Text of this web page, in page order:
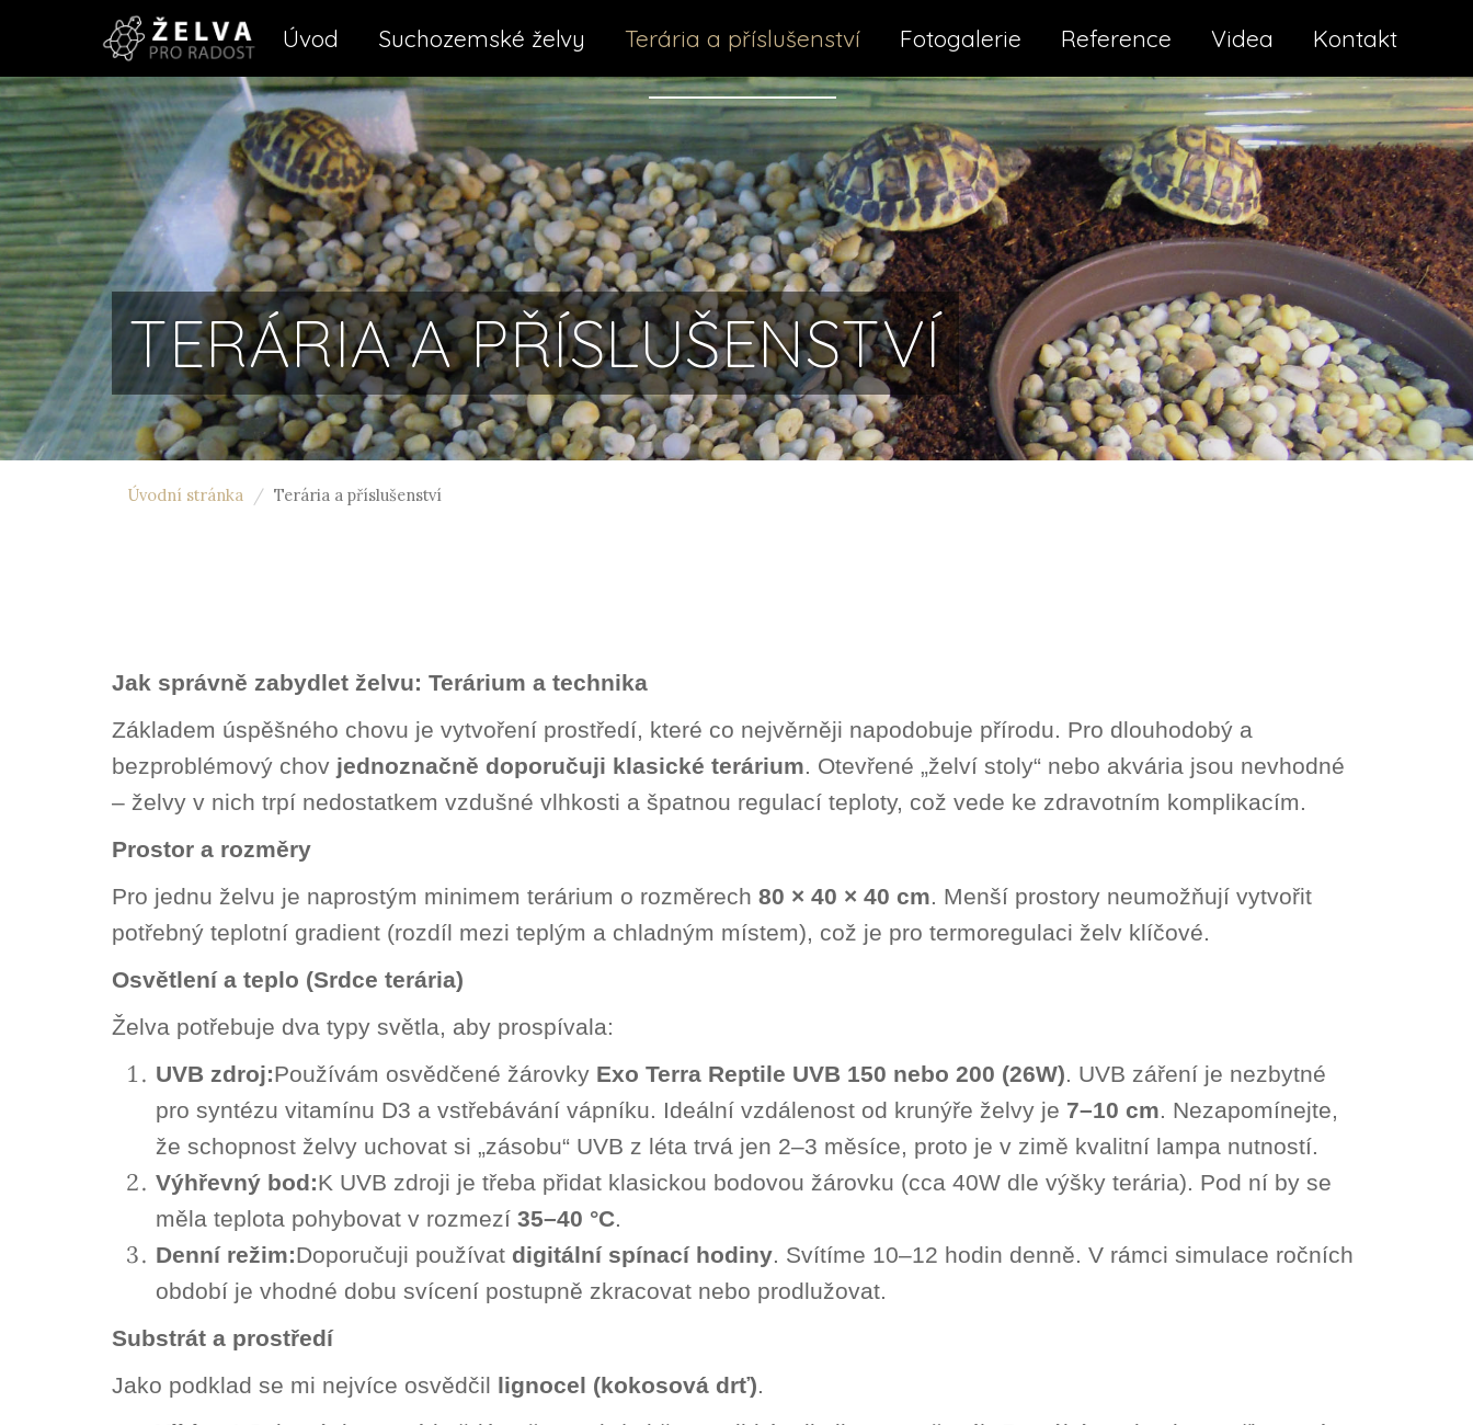
Úvod Suchozemské želvy Terária a příslušenství Fotogalerie Reference Videa Kontakt
Úvodní stránka Terária a příslušenství
TERÁRIA A PŘÍSLUŠENSTVÍ
Jak správně zabydlet želvu: Terárium a technika
Základem úspěšného chovu je vytvoření prostředí, které co nejvěrněji napodobuje přírodu. Pro dlouhodobý a
bezproblémový chov jednoznačně doporučuji klasické terárium. Otevřené „želví stoly“ nebo akvária jsou nevhodné
– želvy v nich trpí nedostatkem vzdušné vlhkosti a špatnou regulací teploty, což vede ke zdravotním komplikacím.
Prostor a rozměry
Pro jednu želvu je naprostým minimem terárium o rozměrech 80 × 40 × 40 cm. Menší prostory neumožňují vytvořit
potřebný teplotní gradient (rozdíl mezi teplým a chladným místem), což je pro termoregulaci želv klíčové.
Osvětlení a teplo (Srdce terária)
Želva potřebuje dva typy světla, aby prospívala:
UVB zdroj:Používám osvědčené žárovky Exo Terra Reptile UVB 150 nebo 200 (26W). UVB záření je nezbytné
pro syntézu vitamínu D3 a vstřebávání vápníku. Ideální vzdálenost od krunýře želvy je 7–10 cm. Nezapomínejte,
že schopnost želvy uchovat si „zásobu“ UVB z léta trvá jen 2–3 měsíce, proto je v zimě kvalitní lampa nutností.
Výhřevný bod:K UVB zdroji je třeba přidat klasickou bodovou žárovku (cca 40W dle výšky terária). Pod ní by se
měla teplota pohybovat v rozmezí 35–40 °C.
Denní režim:Doporučuji používat digitální spínací hodiny. Svítíme 10–12 hodin denně. V rámci simulace ročních
období je vhodné dobu svícení postupně zkracovat nebo prodlužovat.
Substrát a prostředí
Jako podklad se mi nejvíce osvědčil lignocel (kokosová drť).